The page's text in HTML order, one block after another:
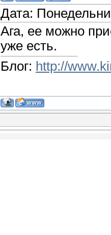
Дата:
Ага, ее можно
уже есть.
Блог: http://